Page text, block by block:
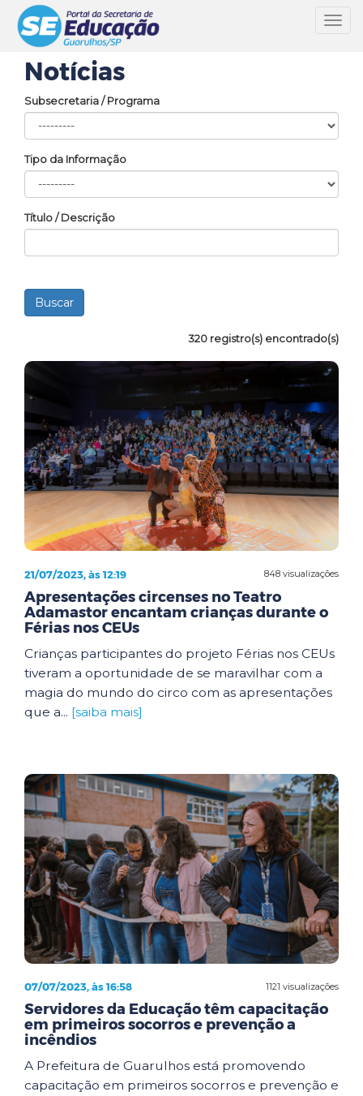
Notícias
Subsecretaria / Programa
Tipo da Informação
Título / Descrição
320 registro(s) encontrado(s)
848 visualizações
21/07/2023, às 12:19
Apresentações circenses no Teatro
Adamastor encantam crianças durante o
Férias nos CEUs
Crianças participantes do projeto Férias nos CEUs
tiveram a oportunidade de se maravilhar com a
magia do mundo do circo com as apresentações
que a... [saiba mais]
1121 visualizações
07/07/2023, às 16:58
Servidores da Educação têm capacitação
em primeiros socorros e prevenção a
incêndios
A Prefeitura de Guarulhos está promovendo
capacitação em primeiros socorros e prevenção e